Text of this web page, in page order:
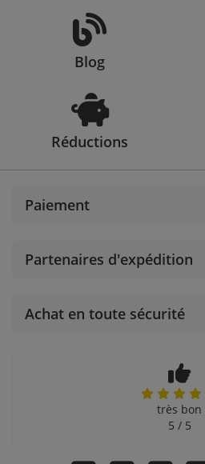
Blog
Réductions
Paiement
Partenaires d'expédition
Achat en toute sécurité
très bon
5 / 5